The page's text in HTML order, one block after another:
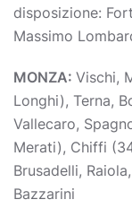
disposizione:
Massimo
MONZA: Vischi,
Longhi), Terna,
Vallecaro,
Merati), Chiffi
Brusadelli,
Bazzarini